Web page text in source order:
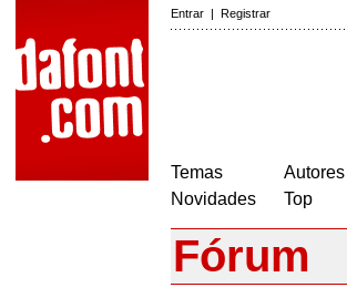
Entrar | Registrar
Temas
Novidades
Autores
Top
Fórum